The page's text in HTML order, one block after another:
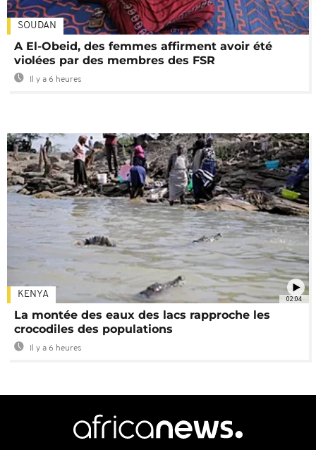
SOUDAN
A El-Obeid, des femmes affirment avoir été
violées par des membres des FSR
Il y a 6 heures
02:04
KENYA
La montée des eaux des lacs rapproche les
crocodiles des populations
Il y a 6 heures